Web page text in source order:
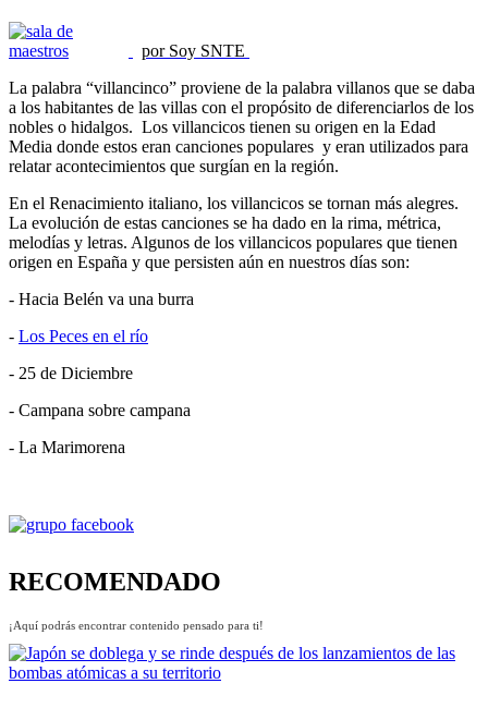
por Soy SNTE
La palabra “villancinco” proviene de la palabra villanos que se daba
a los habitantes de las villas con el propósito de diferenciarlos de los
nobles o hidalgos. Los villancicos tienen su origen en la Edad
Media donde estos eran canciones populares y eran utilizados para
relatar acontecimientos que surgían en la región.
En el Renacimiento italiano, los villancicos se tornan más alegres.
La evolución de estas canciones se ha dado en la rima, métrica,
melodías y letras. Algunos de los villancicos populares que tienen
origen en España y que persisten aún en nuestros días son:
- Hacia Belén va una burra
- Los Peces en el río
- 25 de Diciembre
- Campana sobre campana
- La Marimorena
RECOMENDADO
¡Aquí podrás encontrar contenido pensado para ti!